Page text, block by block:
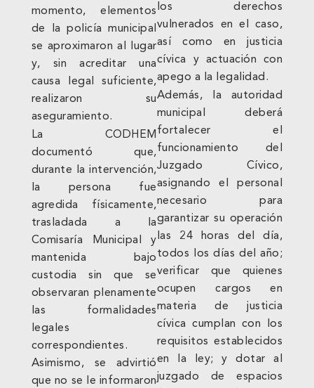
momento, elementos
de la policía municipal
se aproximaron al lugar
y, sin acreditar una
causa legal suficiente,
realizaron su
aseguramiento.
La CODHEM
documentó que,
durante la intervención,
la persona fue
agredida físicamente,
trasladada a la
Comisaría Municipal y
mantenida bajo
custodia sin que se
observaran plenamente
las formalidades
legales
correspondientes.
Asimismo, se advirtió
que no se le informaron
los derechos
vulnerados en el caso,
así como en justicia
cívica y actuación con
apego a la legalidad.
Además, la autoridad
municipal deberá
fortalecer el
funcionamiento del
Juzgado Cívico,
asignando el personal
necesario para
garantizar su operación
las 24 horas del día,
todos los días del año;
verificar que quienes
ocupen cargos en
materia de justicia
cívica cumplan con los
requisitos establecidos
en la ley; y dotar al
juzgado de espacios